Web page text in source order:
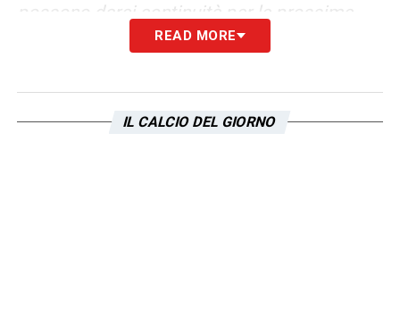
possono darci continuità per le prossime
gare. Loro sono una squadra difficile, con un
molto alta, ma siamo fiduciosi del nostro
lavoro. Abbiamo tanta viglia di fare questa
READ MORE
IL CALCIO DEL GIORNO